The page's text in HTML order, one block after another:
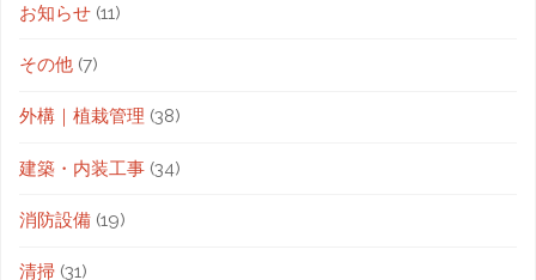
お知らせ (11)
その他 (7)
外構｜植栽管理 (38)
建築・内装工事 (34)
消防設備 (19)
清掃 (31)